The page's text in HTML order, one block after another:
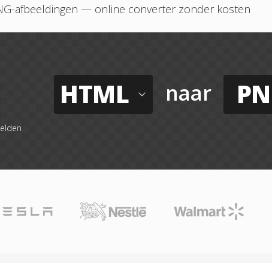
afbeeldingen — online converter zonder kosten
HTML naar